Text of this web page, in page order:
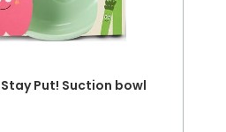
Put! Suction bowl